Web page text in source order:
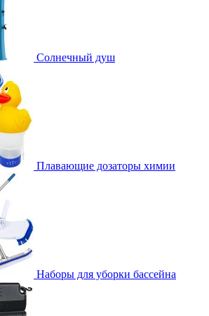
Солнечный душ
Плавающие дозаторы химии
Наборы для уборки бассейна